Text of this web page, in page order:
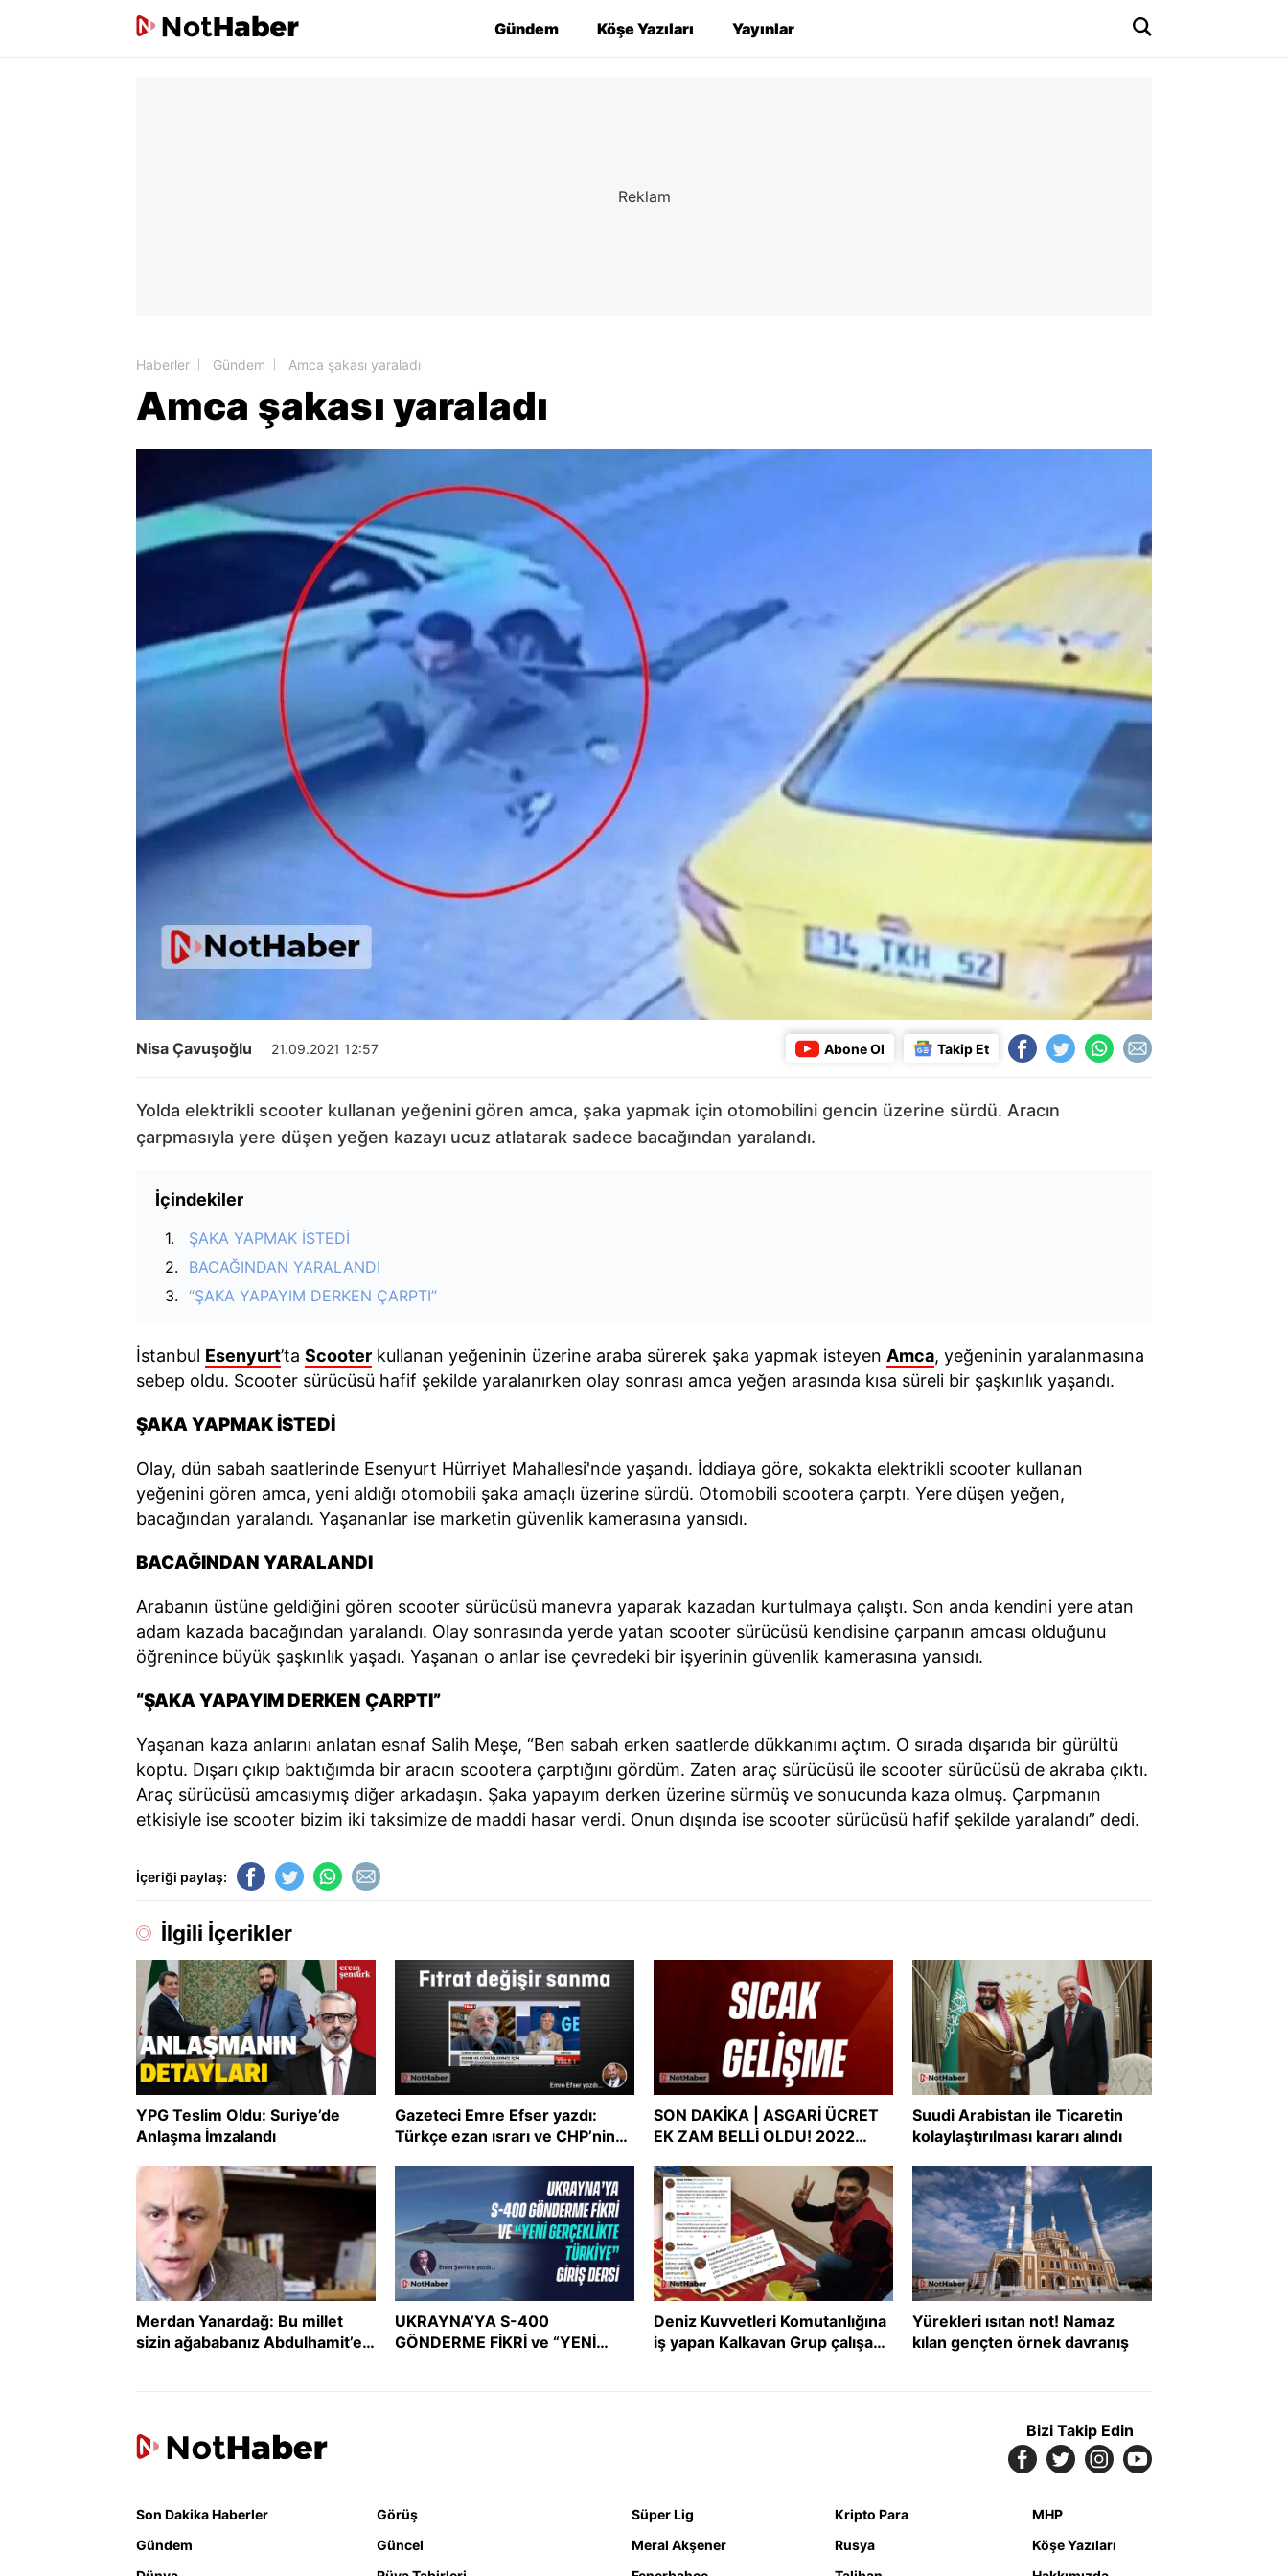
Gündem Köşe Yazıları Yayınlar
Haberler Gündem Amca şakası yaraladı
Amca şakası yaraladı
Nisa Çavuşoğlu 21.09.2021 12:57 Abone Ol Takip Et
Yolda elektrikli scooter kullanan yeğenini gören amca, şaka yapmak için otomobilini gencin üzerine sürdü. Aracın
çarpmasıyla yere düşen yeğen kazayı ucuz atlatarak sadece bacağından yaralandı.
İçindekiler
ŞAKA YAPMAK İSTEDİ
BACAĞINDAN YARALANDI
“ŞAKA YAPAYIM DERKEN ÇARPTI”
İstanbul Esenyurt’ta Scooter kullanan yeğeninin üzerine araba sürerek şaka yapmak isteyen Amca, yeğeninin yaralanmasına
sebep oldu. Scooter sürücüsü hafif şekilde yaralanırken olay sonrası amca yeğen arasında kısa süreli bir şaşkınlık yaşandı.
ŞAKA YAPMAK İSTEDİ
Olay, dün sabah saatlerinde Esenyurt Hürriyet Mahallesi'nde yaşandı. İddiaya göre, sokakta elektrikli scooter kullanan
yeğenini gören amca, yeni aldığı otomobili şaka amaçlı üzerine sürdü. Otomobili scootera çarptı. Yere düşen yeğen,
bacağından yaralandı. Yaşananlar ise marketin güvenlik kamerasına yansıdı.
BACAĞINDAN YARALANDI
Arabanın üstüne geldiğini gören scooter sürücüsü manevra yaparak kazadan kurtulmaya çalıştı. Son anda kendini yere atan
adam kazada bacağından yaralandı. Olay sonrasında yerde yatan scooter sürücüsü kendisine çarpanın amcası olduğunu
öğrenince büyük şaşkınlık yaşadı. Yaşanan o anlar ise çevredeki bir işyerinin güvenlik kamerasına yansıdı.
“ŞAKA YAPAYIM DERKEN ÇARPTI”
Yaşanan kaza anlarını anlatan esnaf Salih Meşe, “Ben sabah erken saatlerde dükkanımı açtım. O sırada dışarıda bir gürültü
koptu. Dışarı çıkıp baktığımda bir aracın scootera çarptığını gördüm. Zaten araç sürücüsü ile scooter sürücüsü de akraba çıktı.
Araç sürücüsü amcasıymış diğer arkadaşın. Şaka yapayım derken üzerine sürmüş ve sonucunda kaza olmuş. Çarpmanın
etkisiyle ise scooter bizim iki taksimize de maddi hasar verdi. Onun dışında ise scooter sürücüsü hafif şekilde yaralandı” dedi.
İçeriği paylaş:
İlgili İçerikler
YPG Teslim Oldu: Suriye’de
Anlaşma İmzalandı
Gazeteci Emre Efser yazdı:
Türkçe ezan ısrarı ve CHP’nin
SON DAKİKA | ASGARİ ÜCRET
EK ZAM BELLİ OLDU! 2022
Asgari ücret zammı
Suudi Arabistan ile Ticaretin
kolaylaştırılması kararı alındı
Merdan Yanardağ: Bu millet
sizin ağababanız Abdulhamit’e
UKRAYNA’YA S-400
GÖNDERME FİKRİ ve “YENİ
Deniz Kuvvetleri Komutanlığına
iş yapan Kalkavan Grup çalışanı
Yürekleri ısıtan not! Namaz
kılan gençten örnek davranış
Bizi Takip Edin
Son Dakika Haberler
Gündem
Görüş
Güncel
Süper Lig
Meral Akşener
Kripto Para
Rusya
MHP
Köşe Yazıları